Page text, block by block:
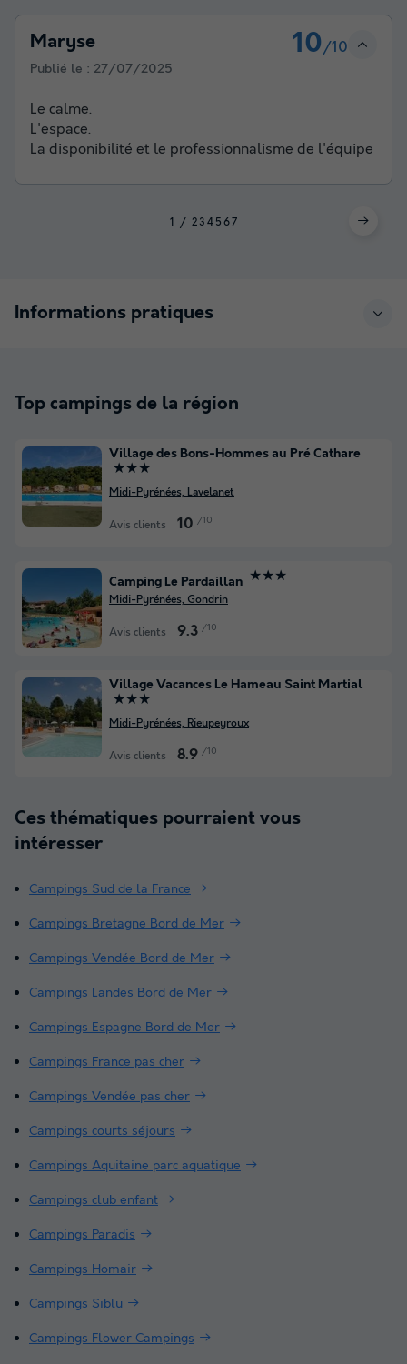
Maryse 10/10
Publié le : 27/07/2025
Le calme.
L'espace.
La disponibilité et le professionnalisme de l'équipe
1 2 3 4 5 6 7
Informations pratiques
Top campings de la région
Village des Bons-Hommes au Pré Cathare
★★★
Midi-Pyrénées, Lavelanet
Avis clients 10 /10
Camping Le Pardaillan ★★★
Midi-Pyrénées, Gondrin
Avis clients 9.3 /10
Village Vacances Le Hameau Saint Martial
★★★
Midi-Pyrénées, Rieupeyroux
Avis clients 8.9 /10
Ces thématiques pourraient vous
intéresser
Campings Sud de la France
Campings Bretagne Bord de Mer
Campings Vendée Bord de Mer
Campings Landes Bord de Mer
Campings Espagne Bord de Mer
Campings France pas cher
Campings Vendée pas cher
Campings courts séjours
Campings Aquitaine parc aquatique
Campings club enfant
Campings Paradis
Campings Homair
Campings Siblu
Campings Flower Campings